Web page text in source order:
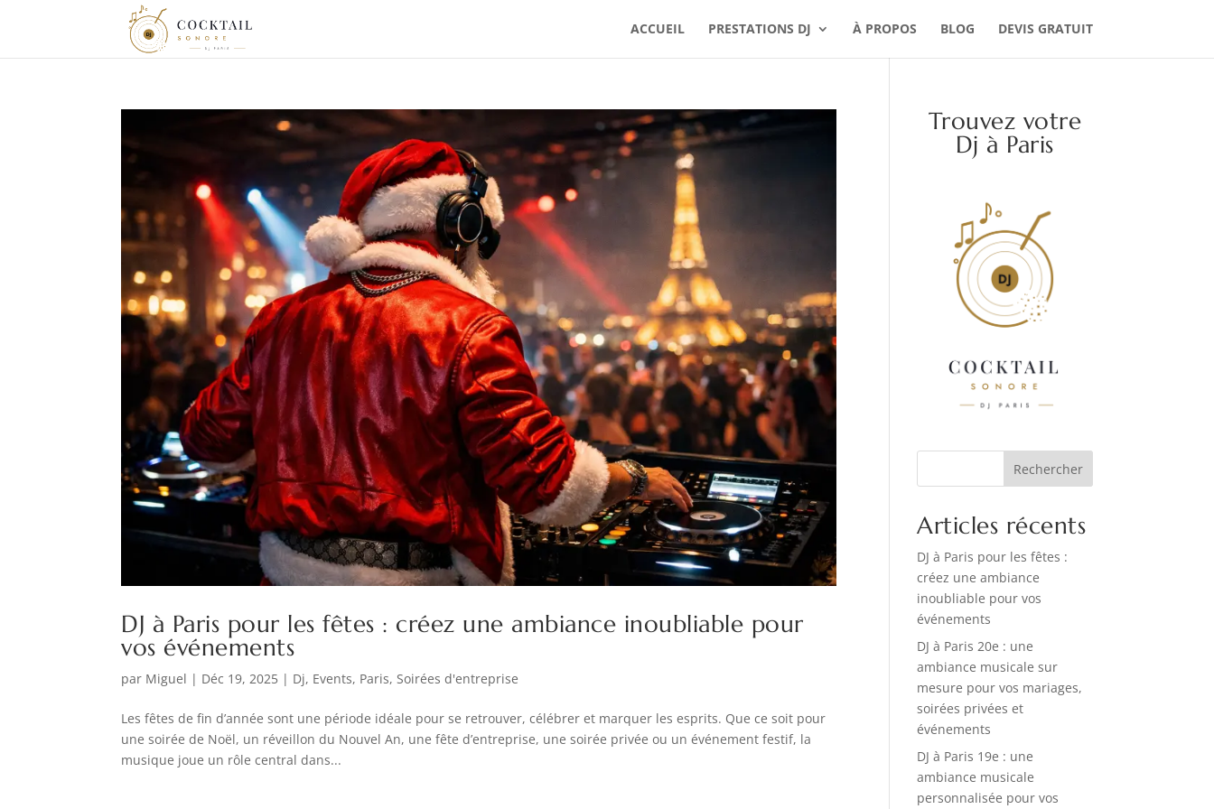
ACCUEIL PRESTATIONS DJ À PROPOS BLOG DEVIS GRATUIT
DJ à Paris pour les fêtes : créez une ambiance inoubliable pour
vos événements
par Miguel | Déc 19, 2025 | Dj, Events, Paris,Soirées d'entreprise
Les fêtes de fin d’année sont une période idéale pour se retrouver, célébrer et marquer les esprits. Que ce soit pour
une soirée de Noël, un réveillon du Nouvel An, une fête d’entreprise, une soirée privée ou un événement festif, la
musique joue un rôle central dans...
Trouvez votre
Dj à Paris
Rechercher
Articles récents
DJ à Paris pour les fêtes :
créez une ambiance
inoubliable pour vos
événements
DJ à Paris 20e : une
ambiance musicale sur
mesure pour vos mariages,
soirées privées et
événements
DJ à Paris 19e : une
ambiance musicale
personnalisée pour vos